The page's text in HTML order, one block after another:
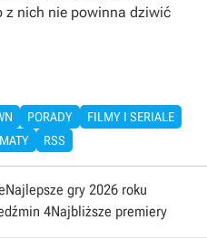
z nich nie powinna dziwić
PORADY
FILMY I SERIALE
RSS
Najlepsze gry 2026 roku
4Najbliższe premiery